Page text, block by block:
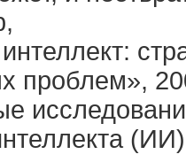
проблем»,